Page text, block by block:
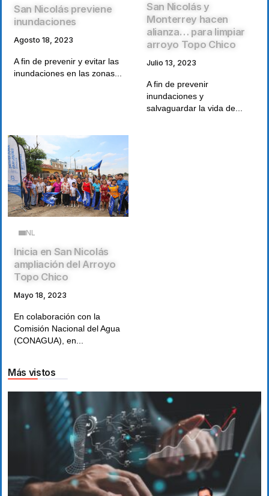
San Nicolás previene
inundaciones
Agosto 18, 2023
A fin de prevenir y evitar las
inundaciones en las zonas...
San Nicolás y
Monterrey hacen
alianza… para limpiar
arroyo Topo Chico
Julio 13, 2023
A fin de prevenir
inundaciones y
salvaguardar la vida de...
NL
Inicia en San Nicolás
ampliación del Arroyo
Topo Chico
Mayo 18, 2023
En colaboración con la
Comisión Nacional del Agua
(CONAGUA), en...
Más vistos